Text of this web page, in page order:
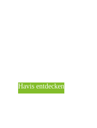
Havis entdecken